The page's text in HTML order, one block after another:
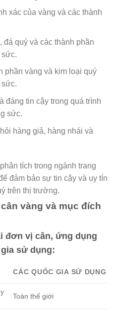
xác của vàng và các thành
quý và các thành phần
sức.
phần vàng và kim loại quý
sức.
đáng tin cậy trong quá trình
sức.
hàng giả, hàng nhái và
tích trong ngành trang
đảm bảo sự tin cậy và uy tín
trên thị trường.
vàng và mục đích
đơn vị cân, ứng dụng
sử dụng:
CÁC QUỐC GIA SỬ DỤNG
Toàn thế giới